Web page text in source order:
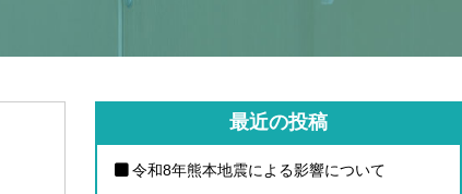
最近の投稿
令和8年熊本地震による影響について